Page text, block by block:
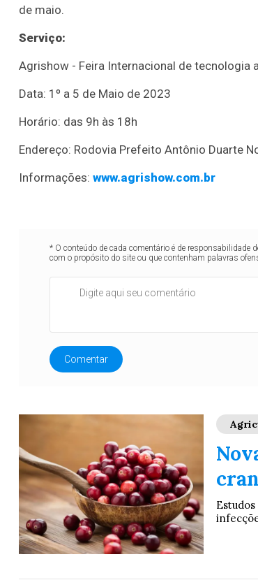
de maio.
Serviço:
Agrishow - Feira Internacional de tecnologia
Data: 1º a 5 de Maio de 2023
Horário: das 9h às 18h
Endereço: Rodovia Prefeito Antônio Duarte
Informações: www.agrishow.com.br
* O conteúdo de cada comentário é de responsabilidade
com o propósito do site ou que contenham palavras
Comentar